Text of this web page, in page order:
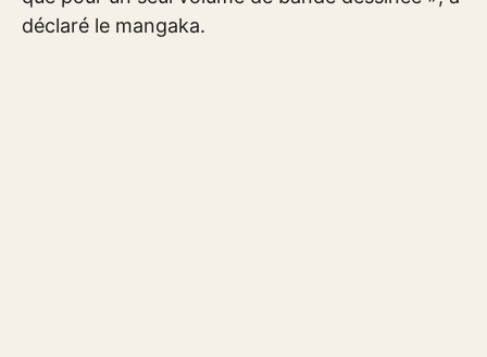
déclaré le mangaka.